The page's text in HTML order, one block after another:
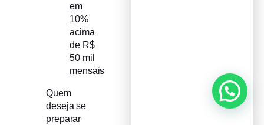
em
10%
acima
de R$
50 mil
mensais
Quem
deseja se
preparar